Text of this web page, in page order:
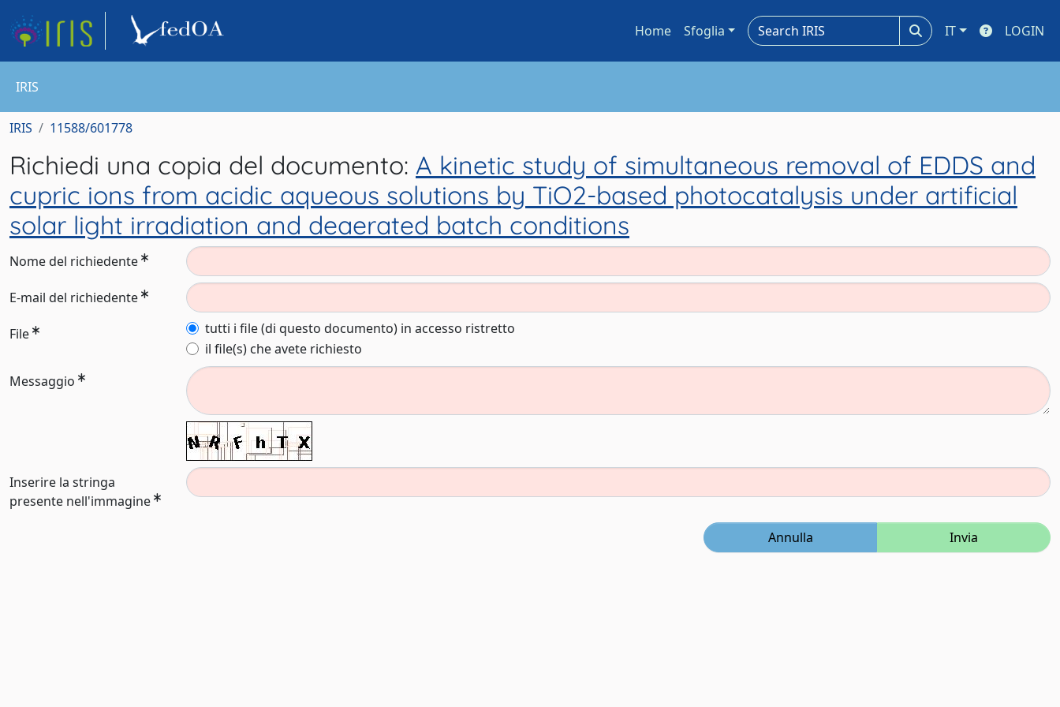
Home Sfoglia IT LOGIN
IRIS
IRIS 11588/601778
Richiedi una copia del documento: A kinetic study of simultaneous removal of EDDS and
cupric ions from acidic aqueous solutions by TiO2-based photocatalysis under artificial
solar light irradiation and deaerated batch conditions
Nome del richiedente
E-mail del richiedente
File
tutti i file (di questo documento) in accesso ristretto
il file(s) che avete richiesto
Messaggio
Inserire la stringa
presente nell'immagine
Annulla Invia